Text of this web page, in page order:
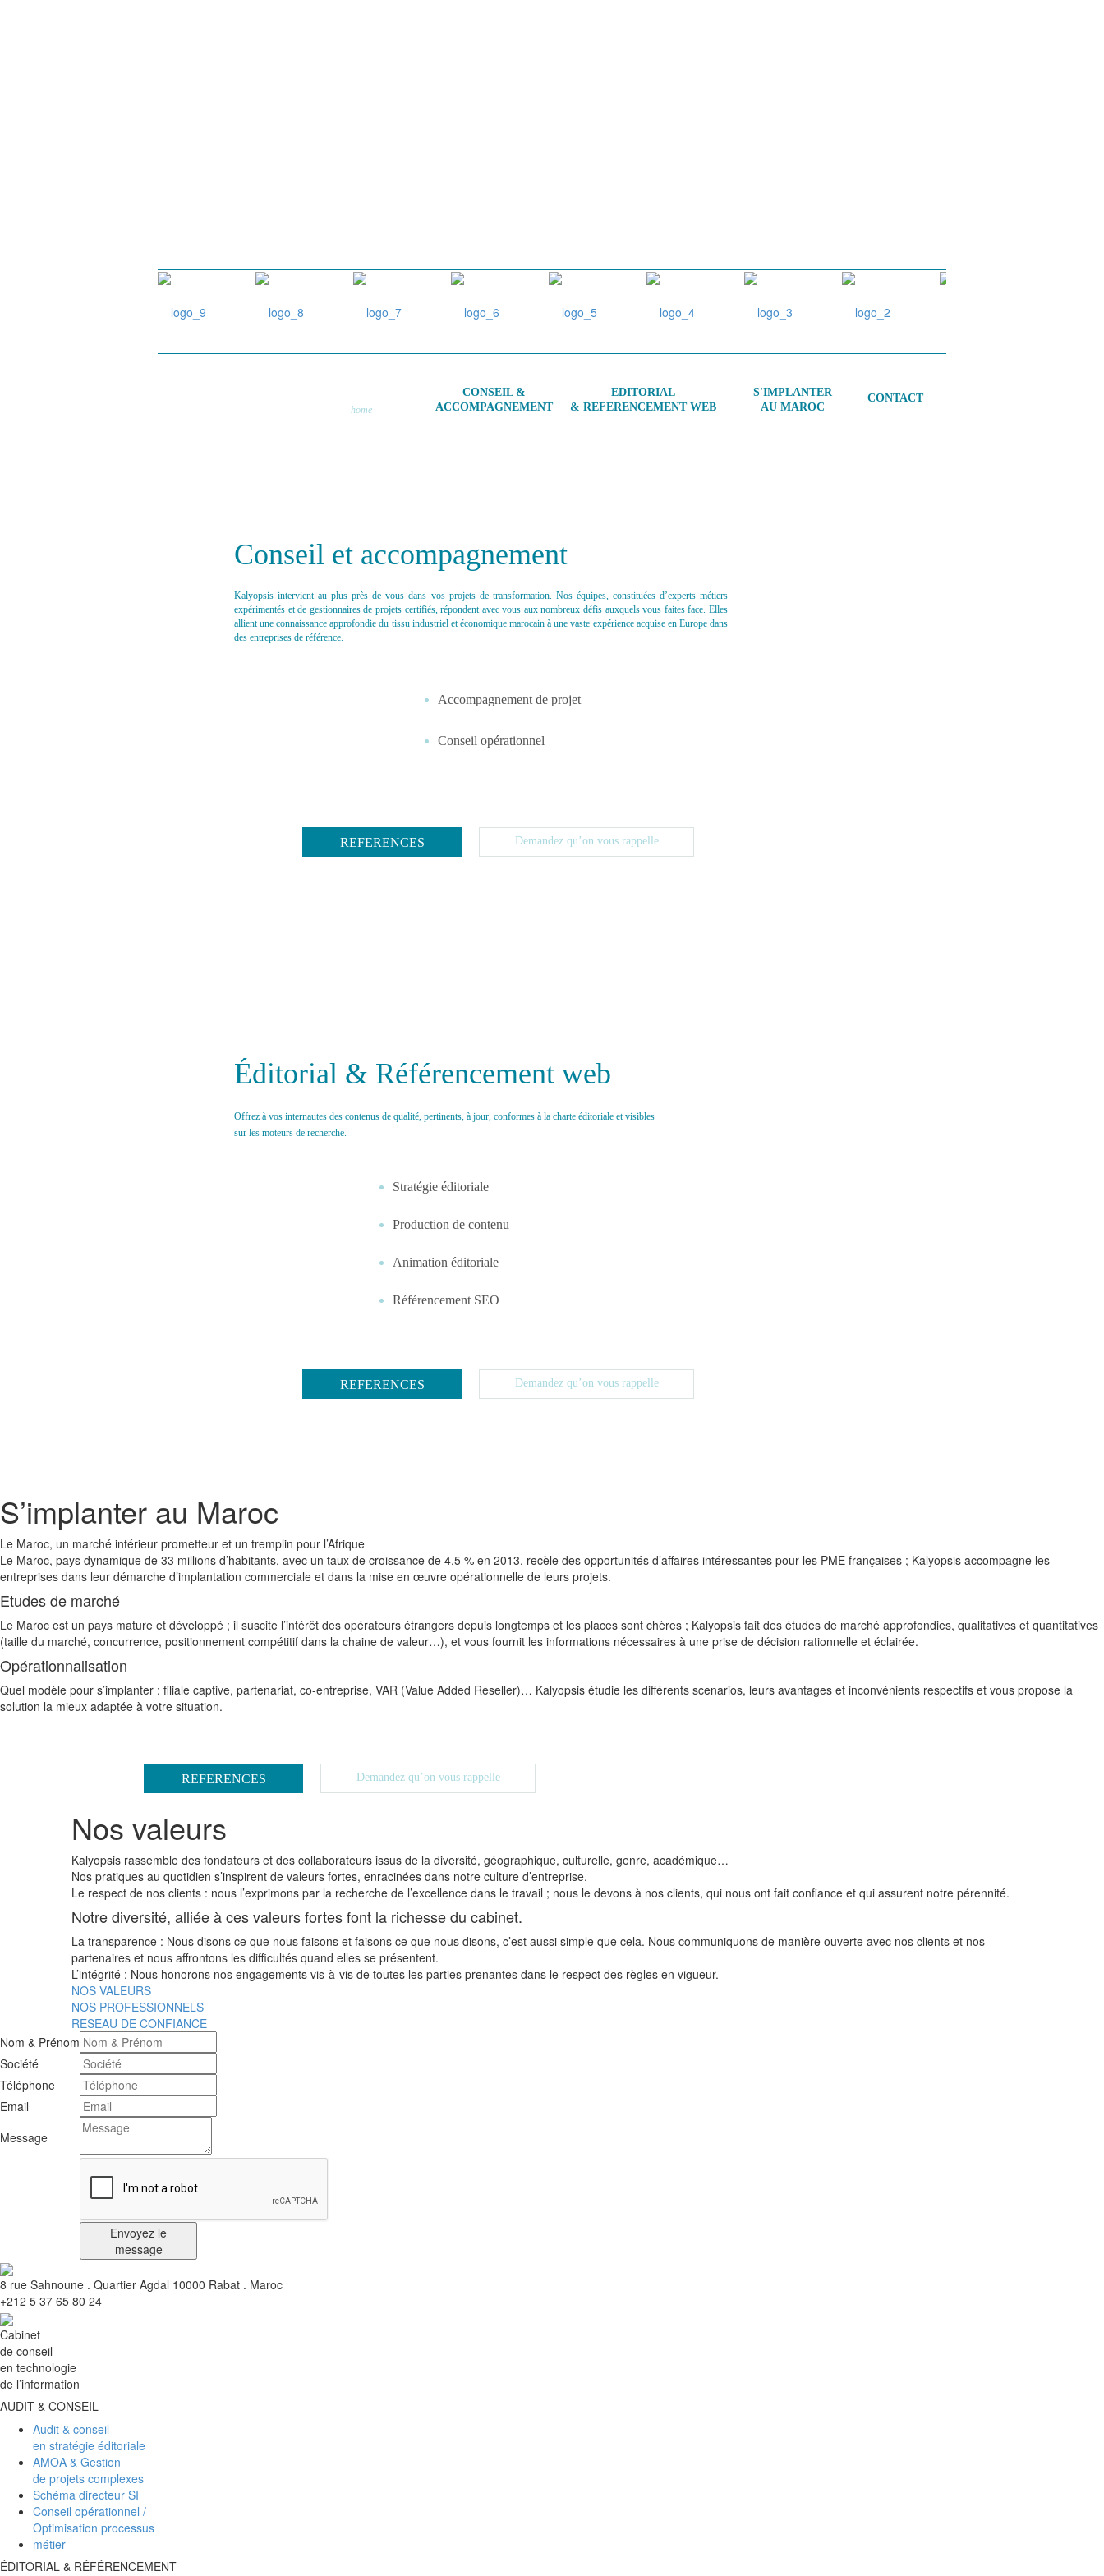
home
CONSEIL &
ACCOMPAGNEMENT
EDITORIAL
& REFERENCEMENT WEB
S'IMPLANTER
AU MAROC
CONTACT
Conseil et accompagnement
Kalyopsis intervient au plus près de vous dans vos projets de transformation. Nos équipes, constituées d’experts métiers
expérimentés et de gestionnaires de projets certifiés, répondent avec vous aux nombreux défis auxquels vous faites face. Elles
allient une connaissance approfondie du tissu industriel et économique marocain à une vaste expérience acquise en Europe dans
des entreprises de référence.
Accompagnement de projet
Conseil opérationnel
REFERENCES Demandez qu’on vous rappelle
Éditorial & Référencement web
Offrez à vos internautes des contenus de qualité, pertinents, à jour, conformes à la charte éditoriale et visibles
sur les moteurs de recherche.
Stratégie éditoriale
Production de contenu
Animation éditoriale
Référencement SEO
REFERENCES Demandez qu’on vous rappelle
S’implanter au Maroc
Le Maroc, un marché intérieur prometteur et un tremplin pour l’Afrique
Le Maroc, pays dynamique de 33 millions d’habitants, avec un taux de croissance de 4,5 % en 2013, recèle des opportunités d’affaires intéressantes pour les PME françaises ; Kalyopsis accompagne les
entreprises dans leur démarche d’implantation commerciale et dans la mise en œuvre opérationnelle de leurs projets.
Etudes de marché
Le Maroc est un pays mature et développé ; il suscite l’intérêt des opérateurs étrangers depuis longtemps et les places sont chères ; Kalyopsis fait des études de marché approfondies, qualitatives et quantitatives
(taille du marché, concurrence, positionnement compétitif dans la chaine de valeur…), et vous fournit les informations nécessaires à une prise de décision rationnelle et éclairée.
Opérationnalisation
Quel modèle pour s’implanter : filiale captive, partenariat, co-entreprise, VAR (Value Added Reseller)… Kalyopsis étudie les différents scenarios, leurs avantages et inconvénients respectifs et vous propose la
solution la mieux adaptée à votre situation.
REFERENCES Demandez qu’on vous rappelle
Nos valeurs
Kalyopsis rassemble des fondateurs et des collaborateurs issus de la diversité, géographique, culturelle, genre, académique…
Nos pratiques au quotidien s’inspirent de valeurs fortes, enracinées dans notre culture d’entreprise.
Le respect de nos clients : nous l’exprimons par la recherche de l’excellence dans le travail ; nous le devons à nos clients, qui nous ont fait confiance et qui assurent notre pérennité.
Notre diversité, alliée à ces valeurs fortes font la richesse du cabinet.
La transparence : Nous disons ce que nous faisons et faisons ce que nous disons, c’est aussi simple que cela. Nous communiquons de manière ouverte avec nos clients et nos
partenaires et nous affrontons les difficultés quand elles se présentent.
L’intégrité : Nous honorons nos engagements vis-à-vis de toutes les parties prenantes dans le respect des règles en vigueur.
NOS VALEURS
NOS PROFESSIONNELS
RESEAU DE CONFIANCE
Nom & Prénom
Société
Téléphone
Email
Message
Envoyez le
message
8 rue Sahnoune . Quartier Agdal 10000 Rabat . Maroc
+212 5 37 65 80 24
Cabinet
de conseil
en technologie
de l’information
AUDIT & CONSEIL
Audit & conseil
en stratégie éditoriale
AMOA & Gestion
de projets complexes
Schéma directeur SI
Conseil opérationnel /
Optimisation processus
métier
ÉDITORIAL & RÉFÉRENCEMENT